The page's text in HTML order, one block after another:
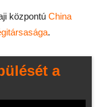
központú China
.
a